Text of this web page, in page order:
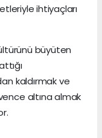
ihtiyaçları
büyüten
kaldırmak ve
altına almak